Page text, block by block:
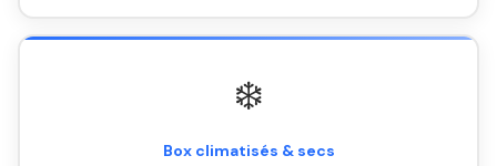
❄️
Box climatisés & secs